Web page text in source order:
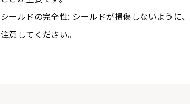
シールドの完全性: シールドが損傷しないように
注意してください。